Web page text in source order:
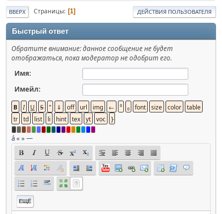
ВВЕРХ Страницы 1 ДЕЙСТВИЯ ПОЛЬЗОВАТЕЛЯ
Быстрый ответ
Обратите внимание: данное сообщение не будет
отображаться, пока модератор не одобрит его.
Имя:
Имейл:
á« »—
ЕЩЁ